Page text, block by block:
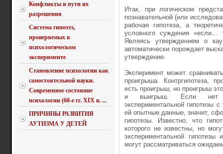
Конфликты и пути их
разрешения
Система гипотез,
проверяемых в
психологическом
эксперименте
Становление психологии как
самостоятельной науки.
Современное состояние
психологии (60-е гг. XIX в. ...
ПРИЧИНЫ РАЗВИТИЯ
АУТИЗМА У ДЕТЕЙ
Итак, при логическом
познавательной (или
рабочая гипотеза, а
условного суждения «если...
Являясь утверждением о
автоматически порождает
утверждение.
Эксперимент может
проигрыша. Контргипотеза,
есть проигрыш, но проигрыш
и выигрыш. Если нет
экспериментальной гипотезы
ей опытные данные, значит,
гипотезы. Известно, что
которого не известны, но
экспериментальной гипотезы
могут рассматриваться